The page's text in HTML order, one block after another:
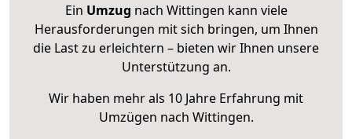
Ein Umzug nach Wittingen kann viele
Herausforderungen mit sich bringen, um Ihnen
die Last zu erleichtern – bieten wir Ihnen unsere
Unterstützung an.
Wir haben mehr als 10 Jahre Erfahrung mit
Umzügen nach Wittingen.